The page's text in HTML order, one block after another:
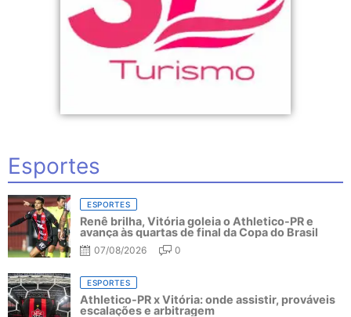
Esportes
ESPORTES
Renê brilha, Vitória goleia o Athletico-PR e
avança às quartas de final da Copa do Brasil
07/08/2026 0
ESPORTES
Athletico-PR x Vitória: onde assistir, prováveis
escalações e arbitragem